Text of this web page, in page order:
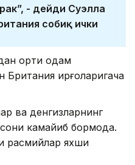
- дейди Суэлла
собиқ ички
ортиқ одам
қирғоқларигача
ва денгизларнинг
камайиб бормоқда.
расмийлар яхши